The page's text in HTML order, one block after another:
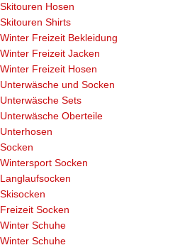
Skitouren Hosen
Skitouren Shirts
Winter Freizeit Bekleidung
Winter Freizeit Jacken
Winter Freizeit Hosen
Unterwäsche und Socken
Unterwäsche Sets
Unterwäsche Oberteile
Unterhosen
Socken
Wintersport Socken
Langlaufsocken
Skisocken
Freizeit Socken
Winter Schuhe
Winter Schuhe